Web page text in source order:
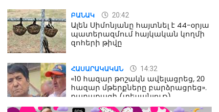
ԲԱՆԱԿ 20:42
Ալեն Սիմոնյանը հայտնել է 44-օրյա
պատերազմում հայկական կողմի
զոհերի թիվը
ՀԱՍԱՐԱԿԱԿԱՆ 14:32
«10 հազար թոշակն ավելացրեց, 20
հազար մթերքները բարձրացրեց».
քաղաքացի (տեսանյութ)